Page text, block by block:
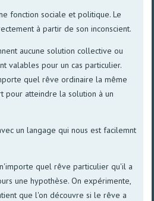
fonction sociale et politique. Le
à partir de son inconscient.
aucune solution collective ou
valables pour un cas particulier.
quel rêve ordinaire la même
atteindre la solution à un
un langage qui nous est facilemnt
quel rêve particulier qu'il a
une hypothèse. On expérimente,
que l'on découvre si le rêve a